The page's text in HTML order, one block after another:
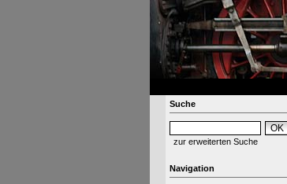
Suche
zur erweiterten Suche
Navigation